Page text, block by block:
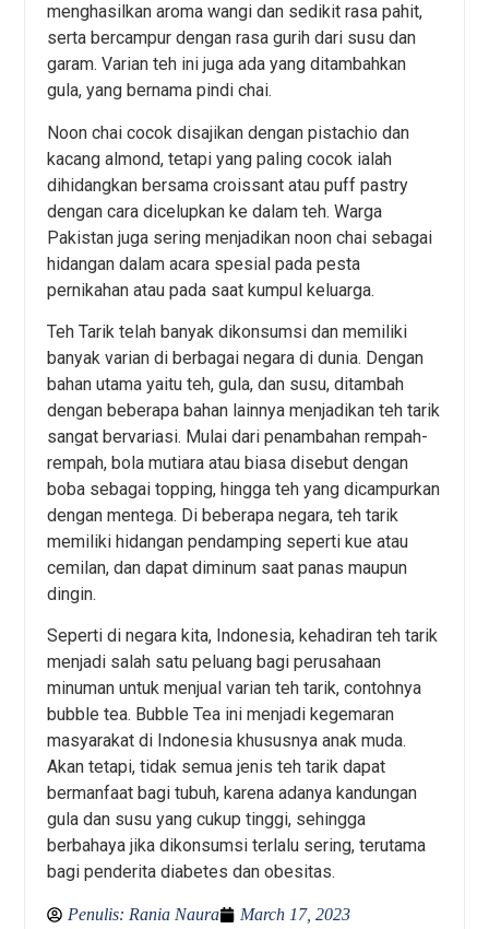
menghasilkan aroma wangi dan sedikit rasa pahit,
serta bercampur dengan rasa gurih dari susu dan
garam. Varian teh ini juga ada yang ditambahkan
gula, yang bernama pindi chai.
Noon chai cocok disajikan dengan pistachio dan
kacang almond, tetapi yang paling cocok ialah
dihidangkan bersama croissant atau puff pastry
dengan cara dicelupkan ke dalam teh. Warga
Pakistan juga sering menjadikan noon chai sebagai
hidangan dalam acara spesial pada pesta
pernikahan atau pada saat kumpul keluarga.
Teh Tarik telah banyak dikonsumsi dan memiliki
banyak varian di berbagai negara di dunia. Dengan
bahan utama yaitu teh, gula, dan susu, ditambah
dengan beberapa bahan lainnya menjadikan teh tarik
sangat bervariasi. Mulai dari penambahan rempah-
rempah, bola mutiara atau biasa disebut dengan
boba sebagai topping, hingga teh yang dicampurkan
dengan mentega. Di beberapa negara, teh tarik
memiliki hidangan pendamping seperti kue atau
cemilan, dan dapat diminum saat panas maupun
dingin.
Seperti di negara kita, Indonesia, kehadiran teh tarik
menjadi salah satu peluang bagi perusahaan
minuman untuk menjual varian teh tarik, contohnya
bubble tea. Bubble Tea ini menjadi kegemaran
masyarakat di Indonesia khususnya anak muda.
Akan tetapi, tidak semua jenis teh tarik dapat
bermanfaat bagi tubuh, karena adanya kandungan
gula dan susu yang cukup tinggi, sehingga
berbahaya jika dikonsumsi terlalu sering, terutama
bagi penderita diabetes dan obesitas.
Penulis: Rania Naura
March 17, 2023